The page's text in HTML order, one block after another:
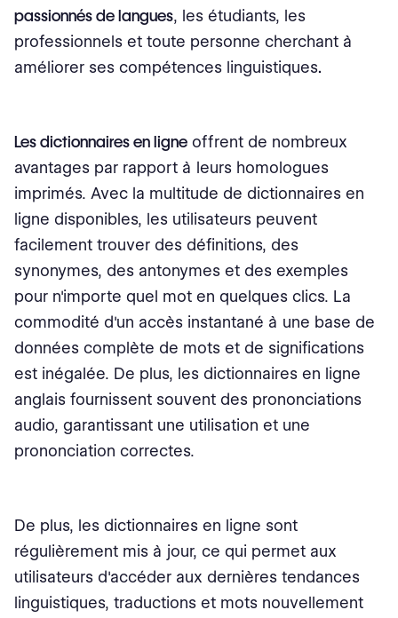
passionnés de langues, les étudiants, les
professionnels et toute personne cherchant à
améliorer ses compétences linguistiques.
Les dictionnaires en ligne offrent de nombreux
avantages par rapport à leurs homologues
imprimés. Avec la multitude de dictionnaires en
ligne disponibles, les utilisateurs peuvent
facilement trouver des définitions, des
synonymes, des antonymes et des exemples
pour n'importe quel mot en quelques clics. La
commodité d'un accès instantané à une base de
données complète de mots et de significations
est inégalée. De plus, les dictionnaires en ligne
anglais fournissent souvent des prononciations
audio, garantissant une utilisation et une
prononciation correctes.
De plus, les dictionnaires en ligne sont
régulièrement mis à jour, ce qui permet aux
utilisateurs d'accéder aux dernières tendances
linguistiques, traductions et mots nouvellement